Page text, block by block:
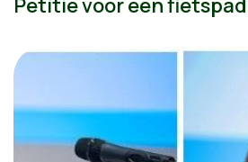
Petitie voor een fietspad